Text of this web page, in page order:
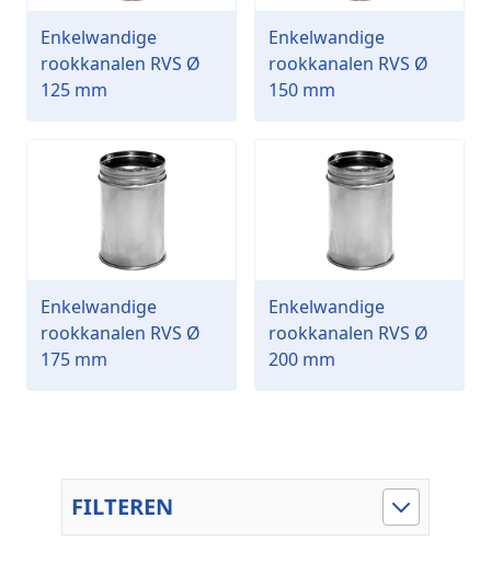
Enkelwandige
rookkanalen RVS Ø
125 mm
Enkelwandige
rookkanalen RVS Ø
150 mm
Enkelwandige
rookkanalen RVS Ø
175 mm
Enkelwandige
rookkanalen RVS Ø
200 mm
FILTEREN